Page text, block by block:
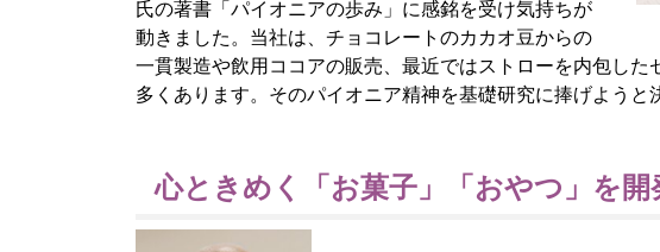
氏の著書「パイオニアの歩み」に感銘を受け気持ちが
動きました。当社は、チョコレートのカカオ豆からの
一貫製造や飲用ココアの販売、最近ではストローを内包し
多くあります。そのパイオニア精神を基礎研究に捧げようと
心ときめく「お菓子」「おやつ」を開